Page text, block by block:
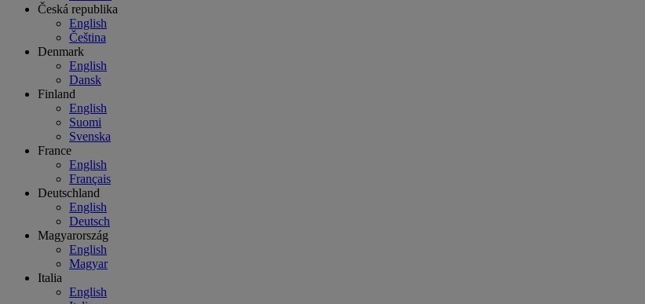
Česká republika
English
Čeština
Denmark
English
Dansk
Finland
English
Suomi
Svenska
France
English
Français
Deutschland
English
Deutsch
Magyarország
English
Magyar
Italia
English